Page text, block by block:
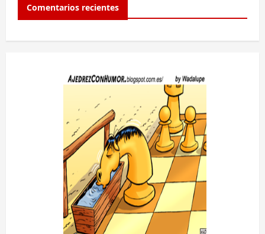
Comentarios recientes